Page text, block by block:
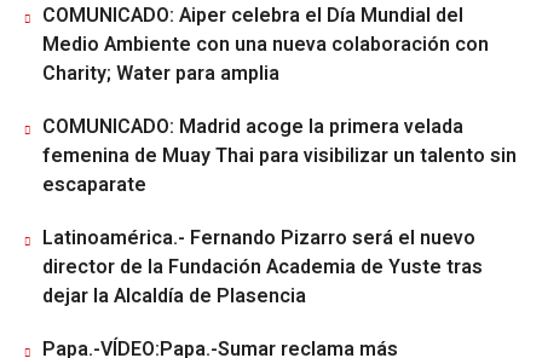
COMUNICADO: Aiper celebra el Día Mundial del
Medio Ambiente con una nueva colaboración con
Charity; Water para amplia
COMUNICADO: Madrid acoge la primera velada
femenina de Muay Thai para visibilizar un talento sin
escaparate
Latinoamérica.- Fernando Pizarro será el nuevo
director de la Fundación Academia de Yuste tras
dejar la Alcaldía de Plasencia
Papa.-VÍDEO:Papa.-Sumar reclama más